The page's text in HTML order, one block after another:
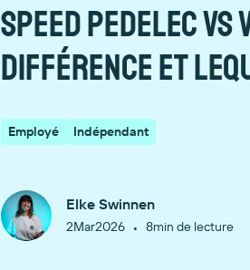
Speed pedelec
différence et
Employé Indépendant
Elke Swinnen
2Mar2026 • 8min de lecture